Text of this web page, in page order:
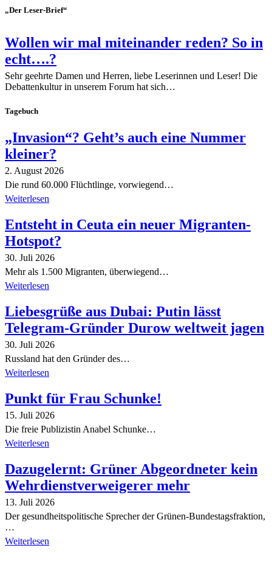
„Der Leser-Brief“
Wollen wir mal miteinander reden? So in
echt….?
Sehr geehrte Damen und Herren, liebe Leserinnen und Leser! Die
Debattenkultur in unserem Forum hat sich…
Tagebuch
„Invasion“? Geht’s auch eine Nummer
kleiner?
2. August 2026
Die rund 60.000 Flüchtlinge, vorwiegend…
Weiterlesen
Entsteht in Ceuta ein neuer Migranten-
Hotspot?
30. Juli 2026
Mehr als 1.500 Migranten, überwiegend…
Weiterlesen
Liebesgrüße aus Dubai: Putin lässt
Telegram-Gründer Durow weltweit jagen
30. Juli 2026
Russland hat den Gründer des…
Weiterlesen
Punkt für Frau Schunke!
15. Juli 2026
Die freie Publizistin Anabel Schunke…
Weiterlesen
Dazugelernt: Grüner Abgeordneter kein
Wehrdienstverweigerer mehr
13. Juli 2026
Der gesundheitspolitische Sprecher der Grünen-Bundestagsfraktion,
…
Weiterlesen